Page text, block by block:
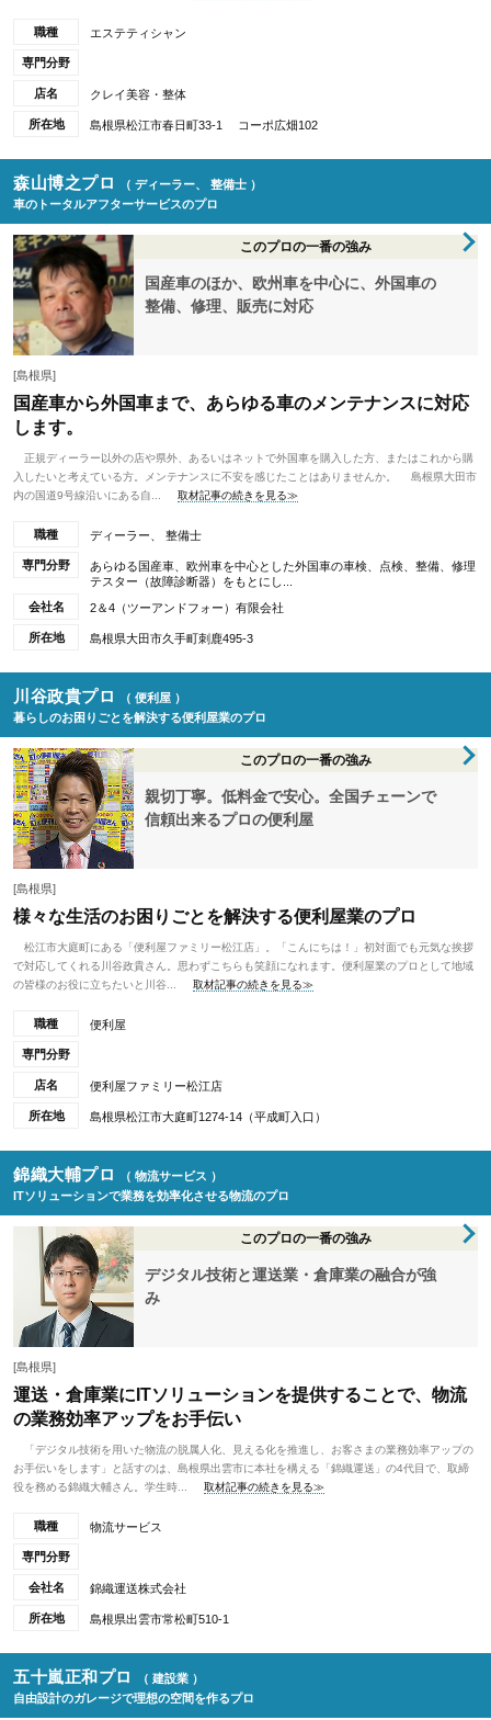
職種 エステティシャン
専門分野
店名 クレイ美容・整体
所在地 島根県松江市春日町33-1 コーポ広畑102
森山博之プロ
（ ディーラー、 整備士 ）
車のトータルアフターサービスのプロ
このプロの一番の強み
国産車のほか、欧州車を中心に、外国車の
整備、修理、販売に対応
[島根県]
国産車から外国車まで、あらゆる車のメンテナンスに対応
します。
正規ディーラー以外の店や県外、あるいはネットで外国車を購入した方、またはこれから購
入したいと考えている方。メンテナンスに不安を感じたことはありませんか。 島根県大田市
内の国道9号線沿いにある自...
取材記事の続きを見る≫
職種 ディーラー、 整備士
専門分野
あらゆる国産車、欧州車を中心とした外国車の車検、点検、整備、修理
テスター（故障診断器）をもとにし...
会社名
2＆4（ツーアンドフォー）有限会社
所在地 島根県大田市久手町刺鹿495-3
川谷政貴プロ
（ 便利屋 ）
暮らしのお困りごとを解決する便利屋業のプロ
このプロの一番の強み
親切丁寧。低料金で安心。全国チェーンで
信頼出来るプロの便利屋
[島根県]
様々な生活のお困りごとを解決する便利屋業のプロ
松江市大庭町にある「便利屋ファミリー松江店」。「こんにちは！」初対面でも元気な挨拶
で対応してくれる川谷政貴さん。思わずこちらも笑顔になれます。便利屋業のプロとして地域
の皆様のお役に立ちたいと川谷...
取材記事の続きを見る≫
職種 便利屋
専門分野
店名 便利屋ファミリー松江店
所在地 島根県松江市大庭町1274-14（平成町入口）
錦織大輔プロ
（ 物流サービス ）
ITソリューションで業務を効率化させる物流のプロ
このプロの一番の強み
デジタル技術と運送業・倉庫業の融合が強
み
[島根県]
運送・倉庫業にITソリューションを提供することで、物流
の業務効率アップをお手伝い
「デジタル技術を用いた物流の脱属人化、見える化を推進し、お客さまの業務効率アップの
お手伝いをします」と話すのは、島根県出雲市に本社を構える「錦織運送」の4代目で、取締
役を務める錦織大輔さん。学生時...
取材記事の続きを見る≫
職種 物流サービス
専門分野
会社名 錦織運送株式会社
所在地 島根県出雲市常松町510-1
五十嵐正和プロ
（ 建設業 ）
自由設計のガレージで理想の空間を作るプロ